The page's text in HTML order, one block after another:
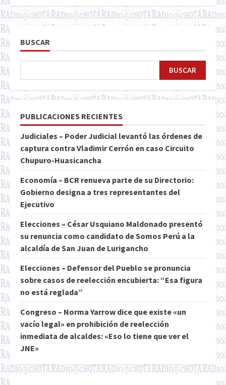
BUSCAR
BUSCAR
PUBLICACIONES RECIENTES
Judiciales – Poder Judicial levantó las órdenes de
captura contra Vladimir Cerrón en caso Circuito
Chupuro-Huasicancha
Economía – BCR renueva parte de su Directorio:
Gobierno designa a tres representantes del
Ejecutivo
Elecciones – César Usquiano Maldonado presentó
su renuncia como candidato de Somos Perú a la
alcaldía de San Juan de Lurigancho
Elecciones – Defensor del Pueblo se pronuncia
sobre casos de reelección encubierta: “Esa figura
no está reglada”
Congreso – Norma Yarrow dice que existe «un
vacío legal» en prohibición de reelección
inmediata de alcaldes: «Eso lo tiene que ver el
JNE»